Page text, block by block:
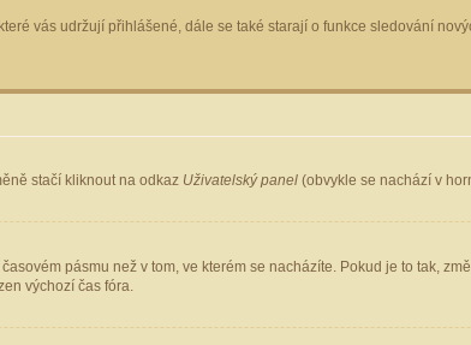
vás udržují přihlášené, dále se také starají o funkce sledování
stačí kliknout na odkaz Uživatelský panel (obvykle se nachází v
pásmu než v tom, ve kterém se nacházíte. Pokud je to tak,
výchozí čas fóra.